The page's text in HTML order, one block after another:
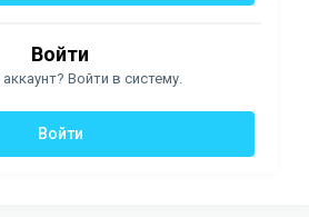
Войти
Войти в систему.
Войти